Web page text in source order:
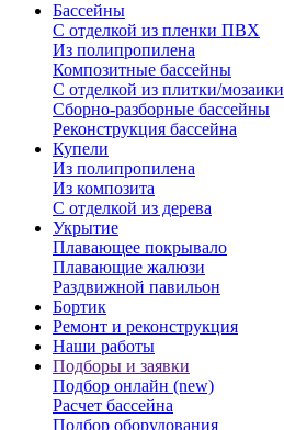
Бассейны
С отделкой из пленки ПВХ
Из полипропилена
Композитные бассейны
С отделкой из плитки/мозаики
Сборно-разборные бассейны
Реконструкция бассейна
Купели
Из полипропилена
Из композита
С отделкой из дерева
Укрытие
Плавающее покрывало
Плавающие жалюзи
Раздвижной павильон
Бортик
Ремонт и реконструкция
Наши работы
Подборы и заявки
Подбор онлайн (new)
Расчет бассейна
Подбор оборудования